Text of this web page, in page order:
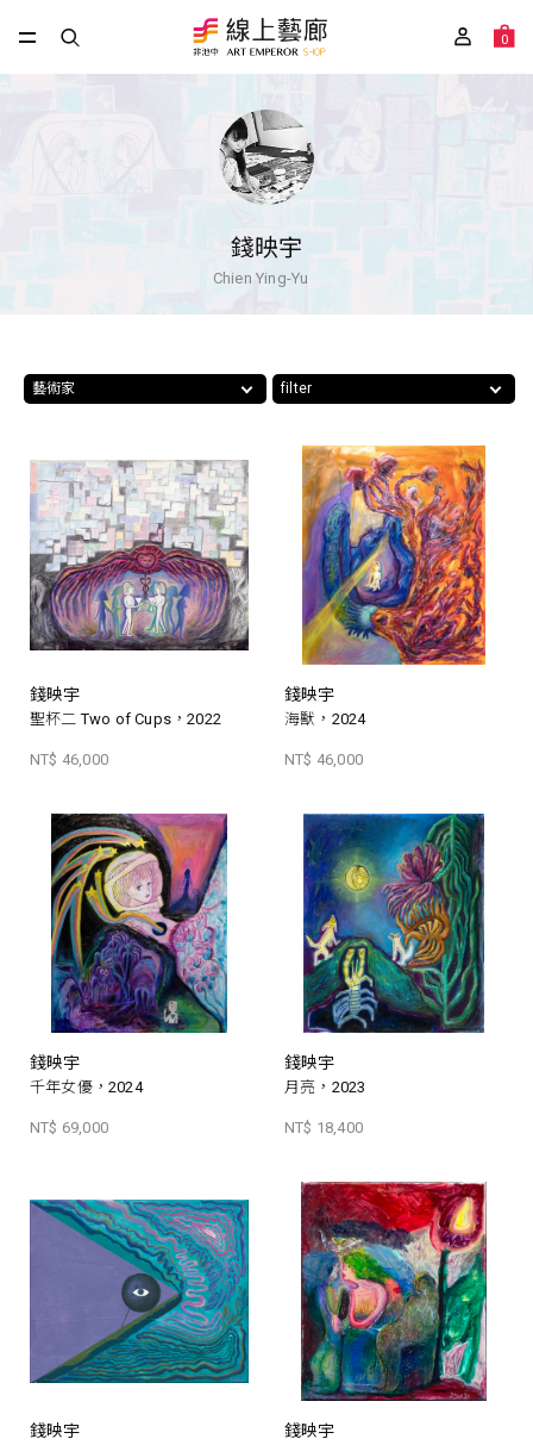
0
錢映宇
Chien Ying-Yu
藝術家 filter
錢映宇
聖杯二 Two of Cups，2022
NT$ 46,000
錢映宇
海獸，2024
NT$ 46,000
錢映宇
千年女優，2024
NT$ 69,000
錢映宇
月亮，2023
NT$ 18,400
錢映宇 錢映宇